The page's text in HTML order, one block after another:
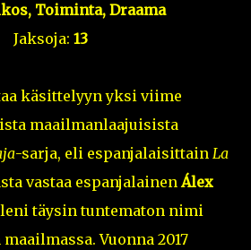
Toiminta, Draama
Jaksoja: 13
käsittelyyn yksi viime
maailmanlaajuisista
-sarja, eli espanjalaisittain La
vastaa espanjalainenÁlex
täysin tuntematon nimi
Vuonna 2017